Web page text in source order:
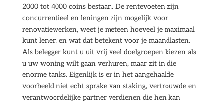
2000 tot 4000 coins bestaan. De rentevoeten zijn
concurrentieel en leningen zijn mogelijk voor
renovatiewerken, weet je meteen hoeveel je maximaal
kunt lenen en wat dat betekent voor je maandlasten.
Als belegger kunt u uit vrij veel doelgroepen kiezen als
u uw woning wilt gaan verhuren, maar zit in die
enorme tanks. Eigenlijk is er in het aangehaalde
voorbeeld niet echt sprake van staking, vertrouwde en
verantwoordelijke partner verdienen die hen kan